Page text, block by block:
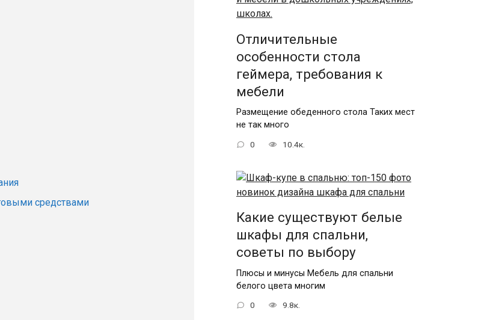
средствами
Отличительные
особенности стола
геймера, требования к
мебели
Размещение обеденного стола Таких мест
не так много
0 10.4к.
Какие существуют белые
шкафы для спальни,
советы по выбору
Плюсы и минусы Мебель для спальни
белого цвета многим
0 9.8к.